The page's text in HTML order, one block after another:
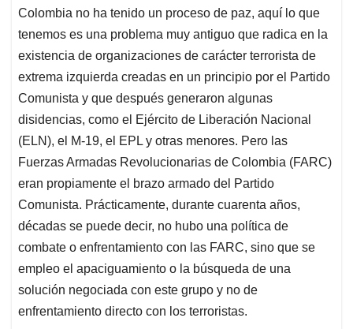
Colombia no ha tenido un proceso de paz, aquí lo que
tenemos es una problema muy antiguo que radica en la
existencia de organizaciones de carácter terrorista de
extrema izquierda creadas en un principio por el Partido
Comunista y que después generaron algunas
disidencias, como el Ejército de Liberación Nacional
(ELN), el M-19, el EPL y otras menores. Pero las
Fuerzas Armadas Revolucionarias de Colombia (FARC)
eran propiamente el brazo armado del Partido
Comunista. Prácticamente, durante cuarenta años,
décadas se puede decir, no hubo una política de
combate o enfrentamiento con las FARC, sino que se
empleo el apaciguamiento o la búsqueda de una
solución negociada con este grupo y no de
enfrentamiento directo con los terroristas.